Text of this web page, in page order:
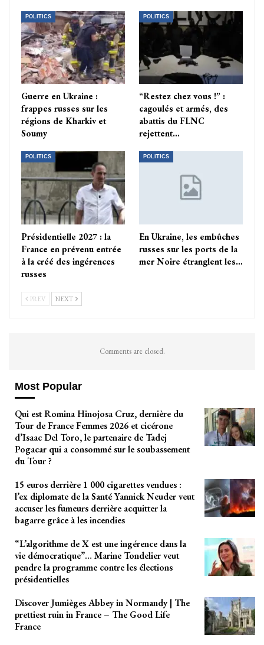
POLITICS
Guerre en Ukraine :
frappes russes sur les
régions de Kharkiv et
Soumy
POLITICS
“Restez chez vous !” :
cagoulés et armés, des
abattis du FLNC
rejettent…
POLITICS
Présidentielle 2027 : la
France en prévenu entrée
à la créé des ingérences
russes
POLITICS
En Ukraine, les embûches
russes sur les ports de la
mer Noire étranglent les…
PREV NEXT
Comments are closed.
Most Popular
Qui est Romina Hinojosa Cruz, dernière du
Tour de France Femmes 2026 et cicérone
d’Isaac Del Toro, le partenaire de Tadej
Pogacar qui a consommé sur le soubassement
du Tour ?
15 euros derrière 1 000 cigarettes vendues :
l’ex diplomate de la Santé Yannick Neuder veut
accuser les fumeurs derrière acquitter la
bagarre grâce à les incendies
“L’algorithme de X est une ingérence dans la
vie démocratique”… Marine Tondelier veut
pendre la programme contre les élections
présidentielles
Discover Jumièges Abbey in Normandy | The
prettiest ruin in France – The Good Life
France